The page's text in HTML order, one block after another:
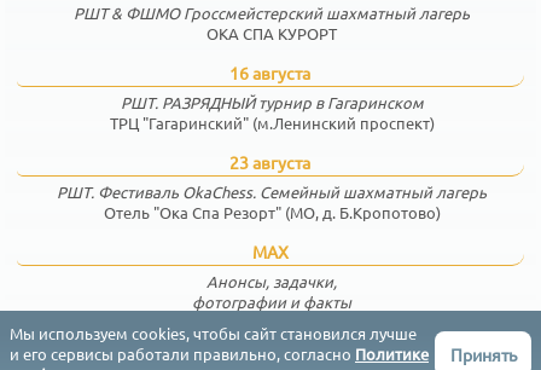
РШТ & ФШМО Гроссмейстерский шахматный лагерь
ОКА СПА КУРОРТ
16 августа
РШТ. РАЗРЯДНЫЙ турнир в Гагаринском
ТРЦ "Гагаринский" (м.Ленинский проспект)
23 августа
РШТ. Фестиваль OkaChess. Семейный шахматный лагерь
Отель "Ока Спа Резорт" (МО, д. Б.Кропотово)
MAX
Анонсы, задачки,
фотографии и факты
Соглашение Конфиденциальность Контакты English
Мы используем cookies, чтобы сайт становился лучше
и его сервисы работали правильно, согласно Политике
Принять